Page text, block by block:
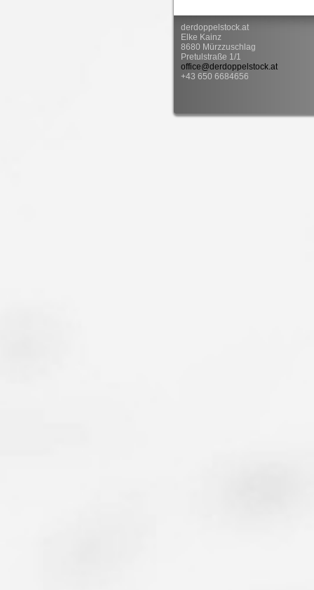
derdoppelstock.at
Elke Kainz
8680 Mürzzuschlag
Pretulstraße 1/1
office@derdoppelstock.at
+43 650 6684656